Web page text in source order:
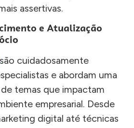
assertivas.
e Atualização
são cuidadosamente
e abordam uma
temas que impactam
empresarial. Desde
digital até técnicas